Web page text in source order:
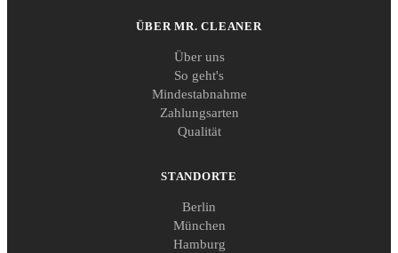
ÜBER MR. CLEANER
Über uns
So geht's
Mindestabnahme
Zahlungsarten
Qualität
STANDORTE
Berlin
München
Hamburg